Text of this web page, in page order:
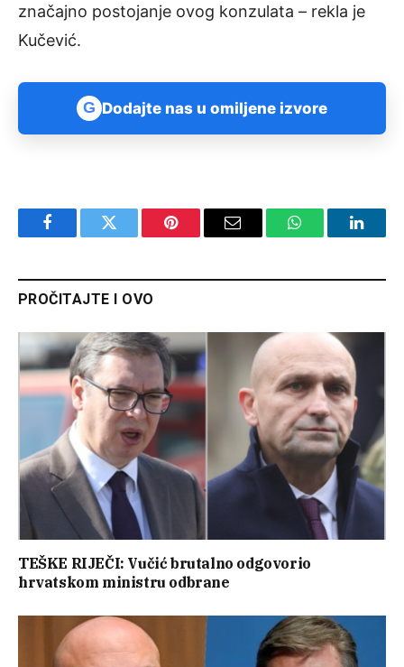
značajno postojanje ovog konzulata – rekla je
Kučević.
G Dodajte nas u omiljene izvore
FacebookTwitter Pinterest Email WhatsApp
PROČITAJTE I OVO
TEŠKE RIJEČI: Vučić brutalno odgovorio
hrvatskom ministru odbrane